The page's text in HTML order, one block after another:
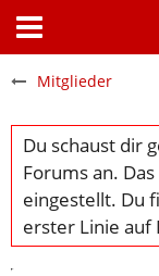
Mitglieder